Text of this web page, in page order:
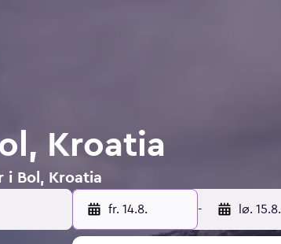
Kroatia
i Bol, Kroatia
fr. 14.8. - lø. 15.8.